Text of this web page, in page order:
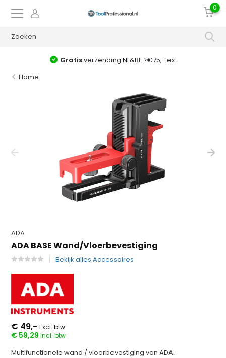
0
Gratisverzending NL&BE >€75,- ex.
Home
ADA
ADA BASE Wand/Vloerbevestiging
Bekijk alles Accessoires
€ 49,-Excl. btw
€ 59,29Incl. btw
Multifunctionele wand / vloerbevestiging van ADA.